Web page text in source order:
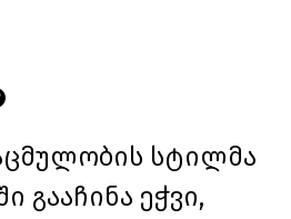
სტილმა
გააჩინა ეჭვი,